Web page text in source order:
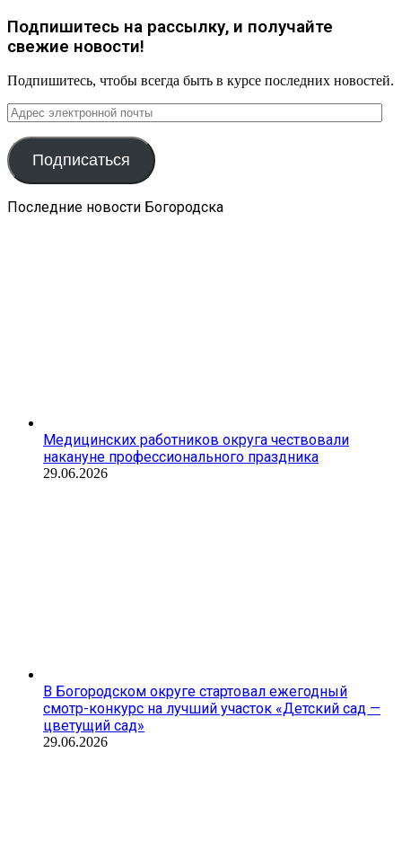
Подпишитесь на рассылку, и получайте
свежие новости!
Подпишитесь, чтобы всегда быть в курсе последних новостей.
Адрес
электронной
почты
Подписаться
Последние новости Богородска
Медицинских работников округа чествовали
накануне профессионального праздника
29.06.2026
В Богородском округе стартовал ежегодный
смотр-конкурс на лучший участок «Детский сад —
цветущий сад»
29.06.2026